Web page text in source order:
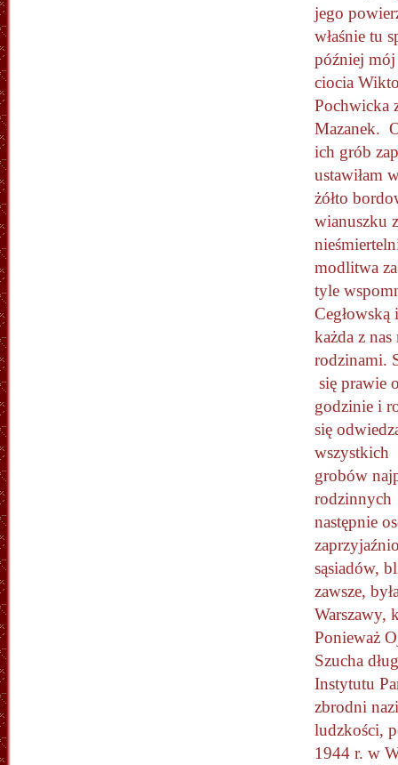
jego
właśnie tu
później
ciocia
Pochwicka
Mazanek.
ich grób
ustawiłam
żółto
wianuszku z
modlitwa
tyle
każda z
rodzinami.
się prawie
godzinie i
się
wszystkich
grobów
rodzinnych
następnie
sąsiadów,
zawsze,
Warszawy,
Ponieważ
Szucha
Instytutu
zbrodni
ludzkości,
1944 r. w